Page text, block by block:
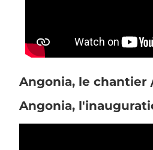
Angonia, le chantier
Angonia,